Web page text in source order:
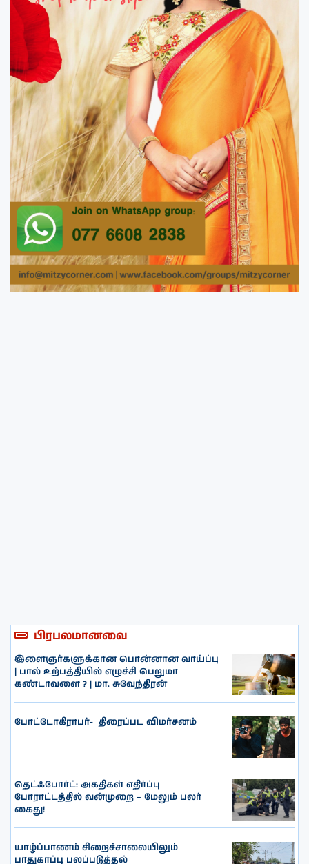
பிரபலமானவை
இளைஞர்களுக்கான பொன்னான வாய்ப்பு
| பால் உற்பத்தியில் எழுச்சி பெறுமா
கண்டாவளை ? | மா. சுவேந்திரன்
போட்டோகிராபர்- ‌ திரைப்பட விமர்சனம்
தெட்ஃபோர்ட்: அகதிகள் எதிர்ப்பு
போராட்டத்தில் வன்முறை – மேலும் பலர்
கைது!
யாழ்ப்பாணம் சிறைச்சாலையிலும்
பாதுகாப்பு பலப்படுத்தல்